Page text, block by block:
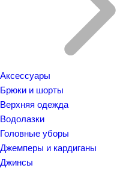
Аксессуары
Брюки и шорты
Верхняя одежда
Водолазки
Головные уборы
Джемперы и кардиганы
Джинсы